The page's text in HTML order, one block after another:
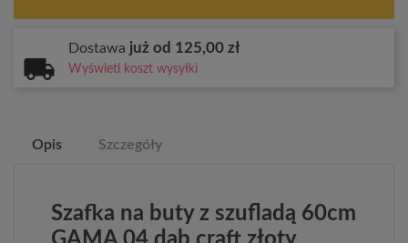
Dostawa już od 125,00 zł
Wyświetl koszt wysyłki
Opis Szczegóły
Szafka na buty z szufladą 60cm